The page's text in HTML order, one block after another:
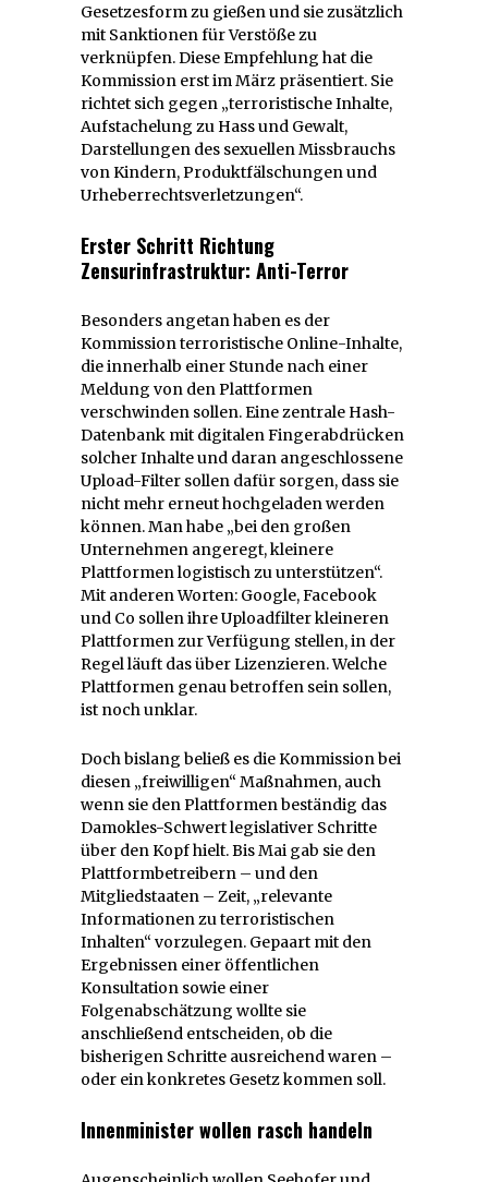
Gesetzesform zu gießen und sie zusätzlich
mit Sanktionen für Verstöße zu
verknüpfen. Diese Empfehlung hat die
Kommission erst im März präsentiert. Sie
richtet sich gegen „terroristische Inhalte,
Aufstachelung zu Hass und Gewalt,
Darstellungen des sexuellen Missbrauchs
von Kindern, Produktfälschungen und
Urheberrechtsverletzungen“.
Erster Schritt Richtung
Zensurinfrastruktur: Anti-Terror
Besonders angetan haben es der
Kommission terroristische Online-Inhalte,
die innerhalb einer Stunde nach einer
Meldung von den Plattformen
verschwinden sollen. Eine zentrale Hash-
Datenbank mit digitalen Fingerabdrücken
solcher Inhalte und daran angeschlossene
Upload-Filter sollen dafür sorgen, dass sie
nicht mehr erneut hochgeladen werden
können. Man habe „bei den großen
Unternehmen angeregt, kleinere
Plattformen logistisch zu unterstützen“.
Mit anderen Worten: Google, Facebook
und Co sollen ihre Uploadfilter kleineren
Plattformen zur Verfügung stellen, in der
Regel läuft das über Lizenzieren. Welche
Plattformen genau betroffen sein sollen,
ist noch unklar.
Doch bislang beließ es die Kommission bei
diesen „freiwilligen“ Maßnahmen, auch
wenn sie den Plattformen beständig das
Damokles-Schwert legislativer Schritte
über den Kopf hielt. Bis Mai gab sie den
Plattformbetreibern – und den
Mitgliedstaaten – Zeit, „relevante
Informationen zu terroristischen
Inhalten“ vorzulegen. Gepaart mit den
Ergebnissen einer öffentlichen
Konsultation sowie einer
Folgenabschätzung wollte sie
anschließend entscheiden, ob die
bisherigen Schritte ausreichend waren –
oder ein konkretes Gesetz kommen soll.
Innenminister wollen rasch handeln